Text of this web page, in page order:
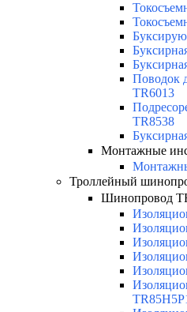
Поводок
TR6013
TR8538
Монтажные
Троллейный
Шинопровод